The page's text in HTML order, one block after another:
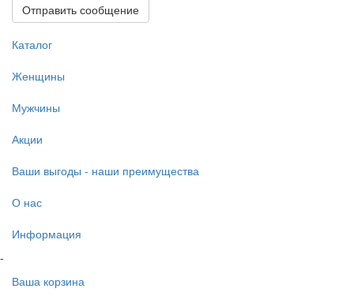
Отправить сообщение
Каталог
Женщины
Мужчины
Акции
Ваши выгоды - наши преимущества
О нас
Информация
-
Ваша корзина